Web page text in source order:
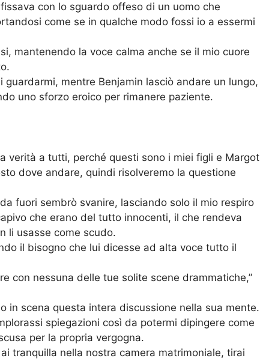
con lo sguardo offeso di un uomo che
come se in qualche modo fossi io a essermi
mantenendo la voce calma anche se il mio cuore
mentre Benjamin lasciò andare un lungo,
uno sforzo eroico per rimanere paziente.
verità a tutti, perché questi sono i miei figli e Margot
dove andare, quindi risolveremo la questione
fuori sembrò svanire, lasciando solo il mio respiro
che erano del tutto innocenti, il che rendeva
li usasse come scudo.
il bisogno che lui dicesse ad alta voce tutto il
con nessuna delle tue solite scene drammatiche,”
in scena questa intera discussione nella sua mente.
spiegazioni così da potermi dipingere come
per la propria vergogna.
tranquilla nella nostra camera matrimoniale, tirai